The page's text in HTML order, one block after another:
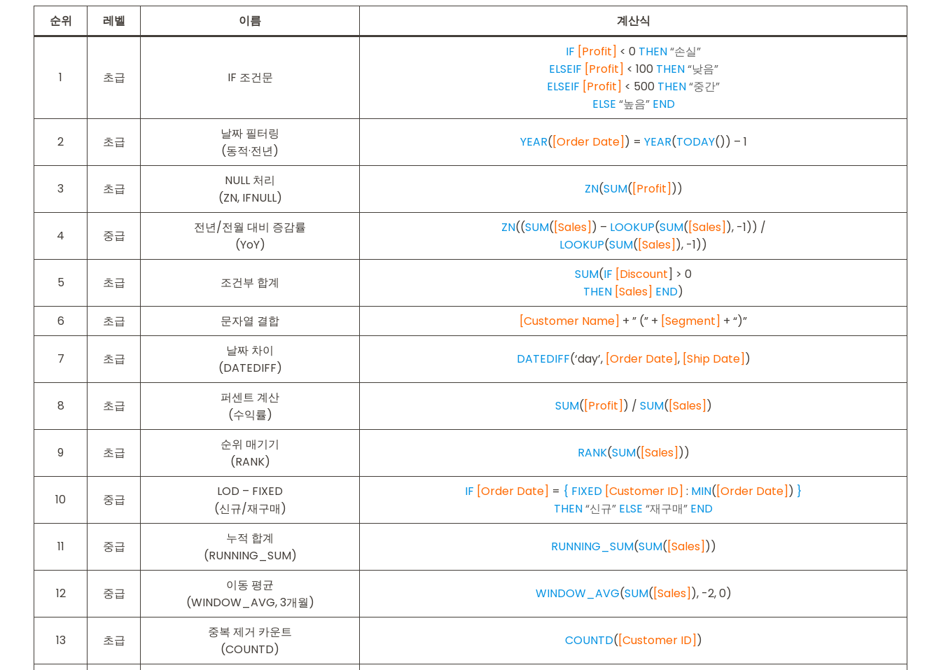
순위 레벨 이름 계산식
1 초급 IF 조건문
IF [Profit] < 0 THEN“손실”
ELSEIF [Profit] < 100 THEN“낮음”
ELSEIF [Profit] < 500 THEN“중간”
ELSE “높음” END
2 초급
날짜 필터링
(동적·전년)
YEAR([Order Date] ) = YEAR(TODAY()) – 1
3 초급
NULL 처리
(ZN, IFNULL)
ZN(SUM([Profit] ))
4 중급
전년/전월 대비 증감률
(YoY)
ZN((SUM([Sales] ) – LOOKUP(SUM([Sales] ), -1)) /
LOOKUP(SUM([Sales] ), -1))
5 초급 조건부 합계
SUM(IF [Discount] > 0
THEN [Sales] END)
6
초급 문자열 결합 [Customer Name] + ” (” + [Segment] + “)”
7 초급
날짜 차이
(DATEDIFF)
DATEDIFF(‘day’, [Order Date], [Ship Date] )
8 초급
퍼센트 계산
(수익률)
SUM([Profit] ) / SUM([Sales] )
9 초급
순위 매기기
(RANK)
RANK(SUM([Sales] ))
10 중급
LOD – FIXED
(신규/재구매)
IF [Order Date] = { FIXED [Customer ID] : MIN([Order Date] ) }
THEN“신규” ELSE “재구매” END
11 중급
누적 합계
(RUNNING_SUM)
RUNNING_SUM(SUM([Sales] ))
12 중급
이동 평균
(WINDOW_AVG, 3개월)
WINDOW_AVG(SUM([Sales] ), -2, 0)
13 초급
중복 제거 카운트
(COUNTD)
COUNTD([Customer ID] )